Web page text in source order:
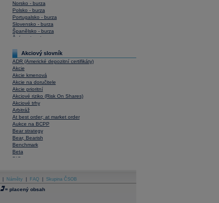
Norsko - burza
Polsko - burza
Portugalsko - burza
Slovensko - burza
Španělsko - burza
Švýcarsko - burza
Akciový slovník
ADR (Americké depozitní certifikáty)
Akcie
Akcie kmenová
Akcie na doručitele
Akcie prioritní
Akciové riziko (Risk On Shares)
Akciové trhy
Arbitráž
At best order; at market order
Aukce na BCPP
Bear strategy
Bear, Bearish
Benchmark
Beta
BIC
Bonita
Book To Bill Ratio
Book Value
Náměty FAQ Skupina ČSOB
= placený obsah